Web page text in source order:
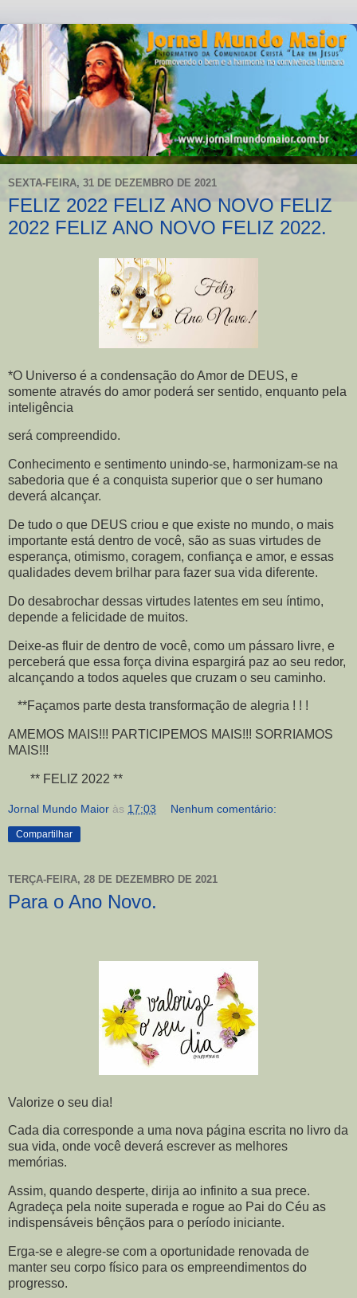
SEXTA-FEIRA, 31 DE DEZEMBRO DE 2021
FELIZ 2022 FELIZ ANO NOVO FELIZ
2022 FELIZ ANO NOVO FELIZ 2022.
*O Universo é a condensação do Amor de DEUS, e
somente através do amor poderá ser sentido, enquanto pela
inteligência
será compreendido.
Conhecimento e sentimento unindo-se, harmonizam-se na
sabedoria que é a conquista superior que o ser humano
deverá alcançar.
De tudo o que DEUS criou e que existe no mundo, o mais
importante está dentro de você, são as suas virtudes de
esperança, otimismo, coragem, confiança e amor, e essas
qualidades devem brilhar para fazer sua vida diferente.
Do desabrochar dessas virtudes latentes em seu íntimo,
depende a felicidade de muitos.
Deixe-as fluir de dentro de você, como um pássaro livre, e
perceberá que essa força divina espargirá paz ao seu redor,
alcançando a todos aqueles que cruzam o seu caminho.
**Façamos parte desta transformação de alegria ! ! !
AMEMOS MAIS!!! PARTICIPEMOS MAIS!!! SORRIAMOS
MAIS!!!
** FELIZ 2022 **
Jornal Mundo Maior às 17:03 Nenhum comentário:
Compartilhar
TERÇA-FEIRA, 28 DE DEZEMBRO DE 2021
Para o Ano Novo.
Valorize o seu dia!
Cada dia corresponde a uma nova página escrita no livro da
sua vida, onde você deverá escrever as melhores
memórias.
Assim, quando desperte, dirija ao infinito a sua prece.
Agradeça pela noite superada e rogue ao Pai do Céu as
indispensáveis bênçãos para o período iniciante.
Erga-se e alegre-se com a oportunidade renovada de
manter seu corpo físico para os empreendimentos do
progresso.